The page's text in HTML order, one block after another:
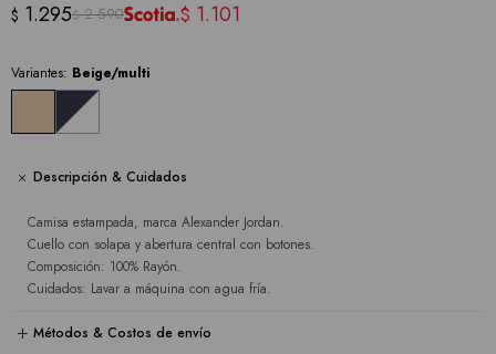
$ 1.295$ 2.590 $ 1.101
Variantes: Beige/multi
Descripción & Cuidados
Camisa estampada, marca Alexander Jordan.
Cuello con solapa y abertura central con botones.
Composición: 100% Rayón.
Cuidados: Lavar a máquina con agua fría.
Métodos & Costos de envío